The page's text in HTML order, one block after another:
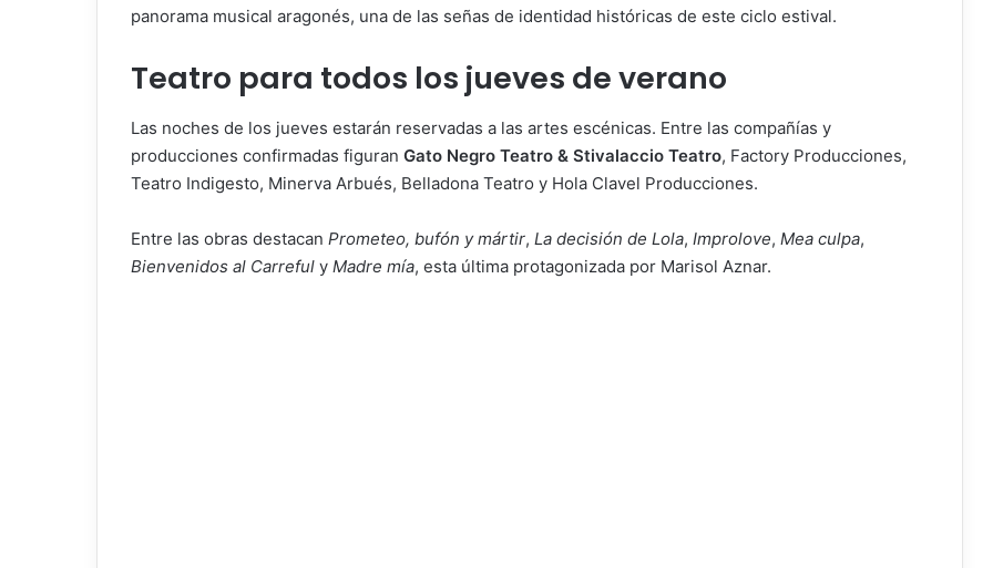
panorama musical aragonés, una de las señas de identidad históricas de este ciclo estival.
Teatro para todos los jueves de verano
Las noches de los jueves estarán reservadas a las artes escénicas. Entre las compañías y
producciones confirmadas figuran Gato Negro Teatro & Stivalaccio Teatro, Factory Producciones,
Teatro Indigesto, Minerva Arbués, Belladona Teatro y Hola Clavel Producciones.
Entre las obras destacan Prometeo, bufón y mártir, La decisión de Lola, Improlove, Mea culpa,
Bienvenidos al Carreful y Madre mía, esta última protagonizada por Marisol Aznar.